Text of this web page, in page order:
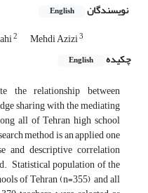
نویسندگان English
2 Mehdi Azizi3
چکیده English
the relationship between
sharing with the mediating
all of Tehran high school
method is an applied one
and descriptive correlation
Statistical population of the
of Tehran (n=355) and all